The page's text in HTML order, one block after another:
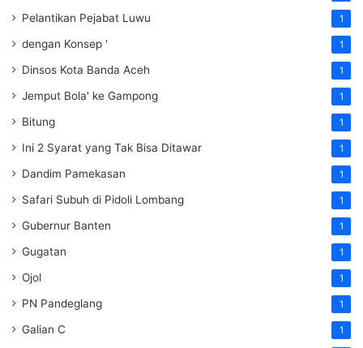
Pelantikan Pejabat Luwu 1
dengan Konsep ' 1
Dinsos Kota Banda Aceh 1
Jemput Bola' ke Gampong 1
Bitung 1
Ini 2 Syarat yang Tak Bisa Ditawar 1
Dandim Pamekasan 1
Safari Subuh di Pidoli Lombang 1
Gubernur Banten 1
Gugatan 1
Ojol 1
PN Pandeglang 1
Galian C 1